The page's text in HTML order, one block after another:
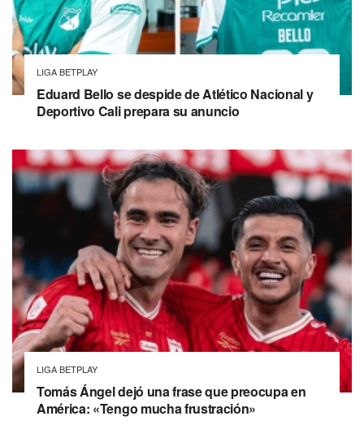
LIGA BETPLAY
Eduard Bello se despide de Atlético Nacional y
Deportivo Cali prepara su anuncio
LIGA BETPLAY
Tomás Ángel dejó una frase que preocupa en
América: «Tengo mucha frustración»